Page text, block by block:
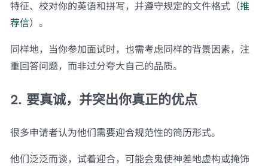
特征、校对你的英语和拼写，并遵守规定的文件格式（推
荐信）。
同样地，当你参加面试时，也需考虑同样的背景因素，注
重回答问题，而非过分夸大自己的品质。
2. 要真诚，并突出你真正的优点
很多申请者认为他们需要迎合规范性的简历形式。
他们泛泛而谈，试着迎合，可能会鬼使神差地虚构或掩饰